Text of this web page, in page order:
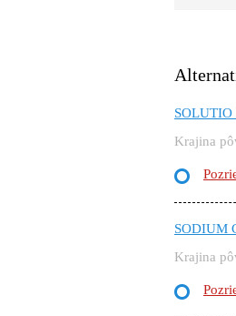
Krajina
SODIUM
Krajina